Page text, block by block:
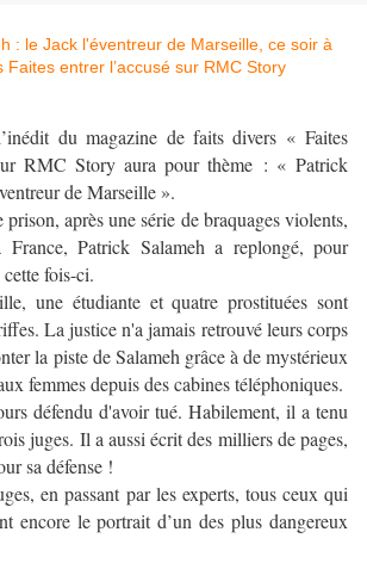
du magazine de faits divers « Faites
RMC Story aura pour thème : « Patrick
de Marseille ».
après une série de braquages violents,
Patrick Salameh a replongé, pour
fois-ci.
une étudiante et quatre prostituées sont
La justice n'a jamais retrouvé leurs corps
la piste de Salameh grâce à de mystérieux
femmes depuis des cabines téléphoniques.
défendu d'avoir tué. Habilement, il a tenu
juges. Il a aussi écrit des milliers de pages,
sa défense !
en passant par les experts, tous ceux qui
encore le portrait d’un des plus dangereux